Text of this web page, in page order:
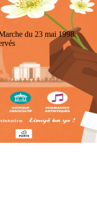
du 23 mai 1998